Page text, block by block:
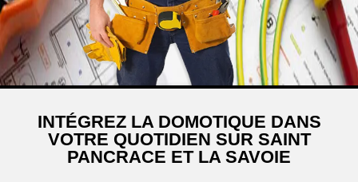
INTÉGREZ LA DOMOTIQUE DANS
VOTRE QUOTIDIEN SUR SAINT
PANCRACE ET LA SAVOIE